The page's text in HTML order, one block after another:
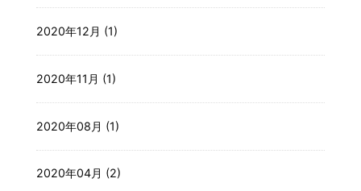
2020年12月 (1)
2020年11月 (1)
2020年08月 (1)
2020年04月 (2)